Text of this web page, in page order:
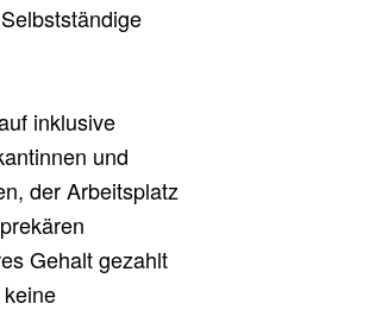
inklusive
und
der Arbeitsplatz
Gehalt gezahlt